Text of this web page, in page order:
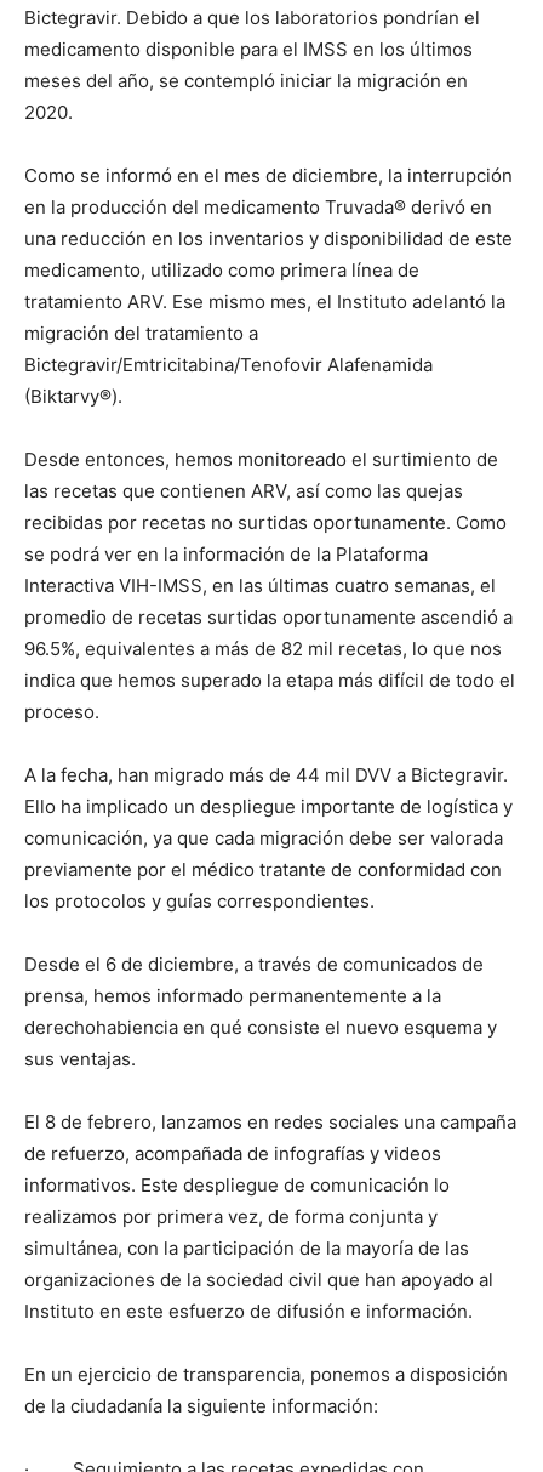
Bictegravir. Debido a que los laboratorios pondrían el
medicamento disponible para el IMSS en los últimos
meses del año, se contempló iniciar la migración en
2020.
Como se informó en el mes de diciembre, la interrupción
en la producción del medicamento Truvada® derivó en
una reducción en los inventarios y disponibilidad de este
medicamento, utilizado como primera línea de
tratamiento ARV. Ese mismo mes, el Instituto adelantó la
migración del tratamiento a
Bictegravir/Emtricitabina/Tenofovir Alafenamida
(Biktarvy®).
Desde entonces, hemos monitoreado el surtimiento de
las recetas que contienen ARV, así como las quejas
recibidas por recetas no surtidas oportunamente. Como
se podrá ver en la información de la Plataforma
Interactiva VIH-IMSS, en las últimas cuatro semanas, el
promedio de recetas surtidas oportunamente ascendió a
96.5%, equivalentes a más de 82 mil recetas, lo que nos
indica que hemos superado la etapa más difícil de todo el
proceso.
A la fecha, han migrado más de 44 mil DVV a Bictegravir.
Ello ha implicado un despliegue importante de logística y
comunicación, ya que cada migración debe ser valorada
previamente por el médico tratante de conformidad con
los protocolos y guías correspondientes.
Desde el 6 de diciembre, a través de comunicados de
prensa, hemos informado permanentemente a la
derechohabiencia en qué consiste el nuevo esquema y
sus ventajas.
El 8 de febrero, lanzamos en redes sociales una campaña
de refuerzo, acompañada de infografías y videos
informativos. Este despliegue de comunicación lo
realizamos por primera vez, de forma conjunta y
simultánea, con la participación de la mayoría de las
organizaciones de la sociedad civil que han apoyado al
Instituto en este esfuerzo de difusión e información.
En un ejercicio de transparencia, ponemos a disposición
de la ciudadanía la siguiente información: